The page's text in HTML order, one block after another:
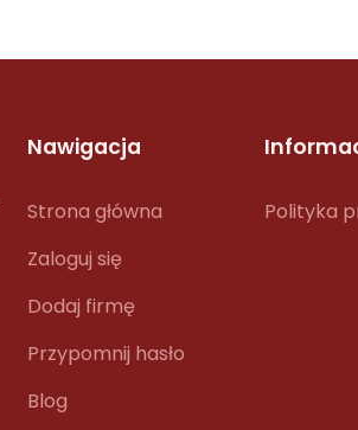
Nawigacja
Strona główna
Zaloguj się
Dodaj firmę
Przypomnij hasło
Blog
Polityka